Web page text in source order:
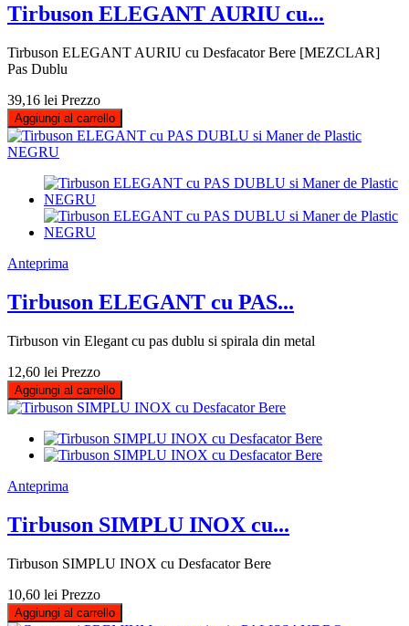
Tirbuson ELEGANT AURIU cu...
Tirbuson ELEGANT AURIU cu Desfacator Bere [MEZCLAR]
Pas Dublu
39,16 lei Prezzo
Aggiungi al carrello
Anteprima
Tirbuson ELEGANT cu PAS...
Tirbuson vin Elegant cu pas dublu si spirala din metal
12,60 lei Prezzo
Aggiungi al carrello
Anteprima
Tirbuson SIMPLU INOX cu...
Tirbuson SIMPLU INOX cu Desfacator Bere
10,60 lei Prezzo
Aggiungi al carrello